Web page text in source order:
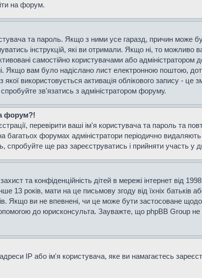
на форум.
та пароль. Якщо з ними усе гаразд, причин може
інструкцій, які ви отримали. Якщо ні, то
самостійно користувачами або
Якщо вам було надіслано лист електронною поштою,
використовується активація облікового запису -
зв'язатись з адміністратором форуму.
форум?!
перевірити ваші ім'я користувача та пароль та
форумах адміністратори періодично
ще раз зареєструватись і прийняти участь у
та конфіденційність дітей в мережі інтернет від
13 років, мати на це письмову згоду від їхніх батьків
Якщо ви не впевнені, чи це може бути застосоване
до юрисконсульта. Зауважте, що phpBB Group
IP або ім'я користувача, яке ви намагаєтесь